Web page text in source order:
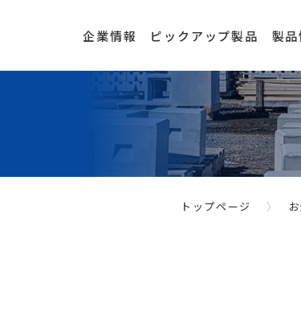
企業情報 ピックアップ製品 製品
トップページ